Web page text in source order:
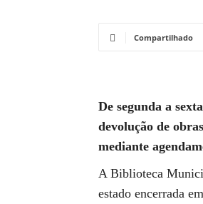
Compartilhado
De segunda a
devolução de
mediante
A Biblioteca
estado encerrada